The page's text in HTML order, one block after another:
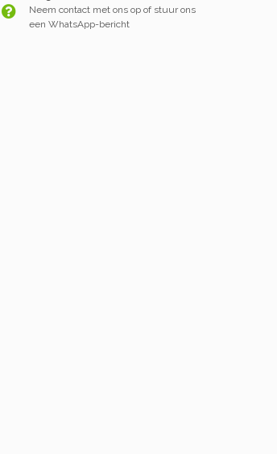
Neem contact met ons op of stuur ons
een WhatsApp-bericht